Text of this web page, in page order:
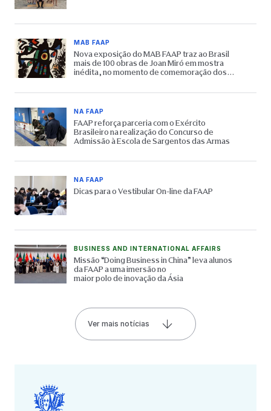
MAB FAAP
Nova exposição do MAB FAAP traz ao Brasil
mais de 100 obras de Joan Miró em mostra
inédita, no momento de comemoração dos
NA FAAP
FAAP reforça parceria com o Exército
Brasileiro na realização do Concurso de
Admissão à Escola de Sargentos das Armas
NA FAAP
Dicas para o Vestibular On-line da FAAP
BUSINESS AND INTERNATIONAL AFFAIRS
Missão “Doing Business in China” leva alunos
da FAAP a uma imersão no
maior polo de inovação da Ásia
Ver mais notícias